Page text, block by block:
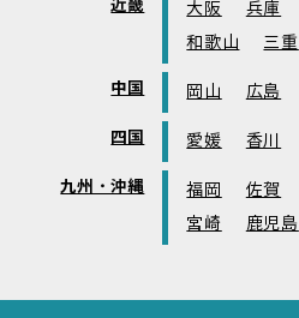
近畿 大阪 兵庫
和歌山
三重
中国 岡山 広島
四国 愛媛 香川
九州・沖縄 福岡 佐賀
宮崎
鹿児島